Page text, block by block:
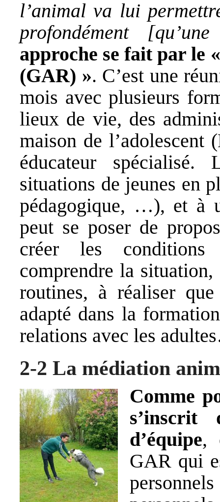
l’animal va lui
profondément
approche se fait par le
(GAR) ». C’est une
mois avec plusieurs
lieux de vie, des
maison de
éducateur
situations de jeunes en
pédagogique, …), et à
peut se poser de
créer les
comprendre la
routines, à réaliser
adapté dans la
relations avec les
2-2 La médiation
Comme
s’inscrit
d’équipe,
GAR qui